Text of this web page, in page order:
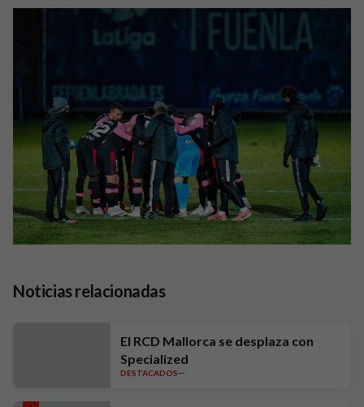
Noticias relacionadas
El RCD Mallorca se desplaza con
Specialized
DESTACADOS